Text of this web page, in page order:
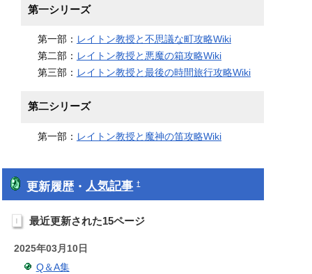
第一シリーズ
第一部： レイトン教授と不思議な町攻略Wiki
第二部： レイトン教授と悪魔の箱攻略Wiki
第三部： レイトン教授と最後の時間旅行攻略Wiki
第二シリーズ
第一部： レイトン教授と魔神の笛攻略Wiki
更新履歴・ 人気記事 †
最近更新された15ページ
2025年03月10日
Q＆A集